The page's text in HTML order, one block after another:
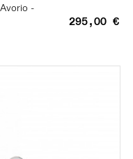
-
295,00 €